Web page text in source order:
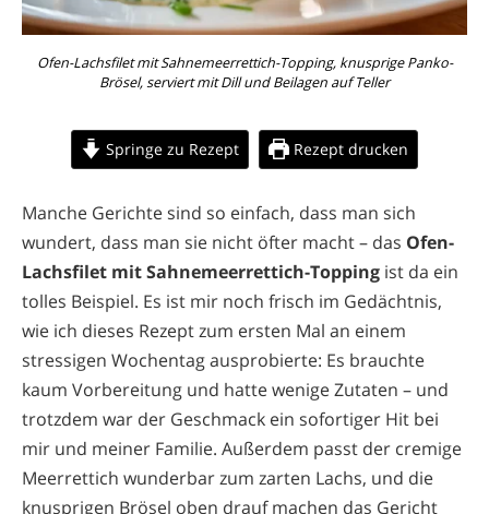
Ofen-Lachsfilet mit Sahnemeerrettich-Topping, knusprige Panko-
Brösel, serviert mit Dill und Beilagen auf Teller
Springe zu Rezept Rezept drucken
Manche Gerichte sind so einfach, dass man sich
wundert, dass man sie nicht öfter macht – das Ofen-
Lachsfilet mit Sahnemeerrettich-Topping ist da ein
tolles Beispiel. Es ist mir noch frisch im Gedächtnis,
wie ich dieses Rezept zum ersten Mal an einem
stressigen Wochentag ausprobierte: Es brauchte
kaum Vorbereitung und hatte wenige Zutaten – und
trotzdem war der Geschmack ein sofortiger Hit bei
mir und meiner Familie. Außerdem passt der cremige
Meerrettich wunderbar zum zarten Lachs, und die
knusprigen Brösel oben drauf machen das Gericht